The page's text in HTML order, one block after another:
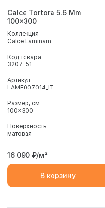
Calce Tortora 5.6 Mm
100x300
Коллекция
Calce Laminam
Код товара
3207-51
Артикул
LAMF007014_IT
Размер, см
100x300
Поверхность
матовая
16 090 ₽/м²
В корзину